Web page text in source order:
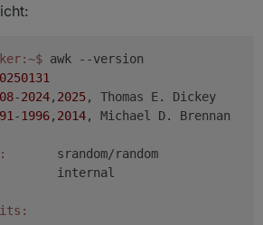
found
:~$ awk --version
-2024, 2025, Thomas E. Dickey
-1996, 2014, Michael D. Brennan
       srandom/random
        internal